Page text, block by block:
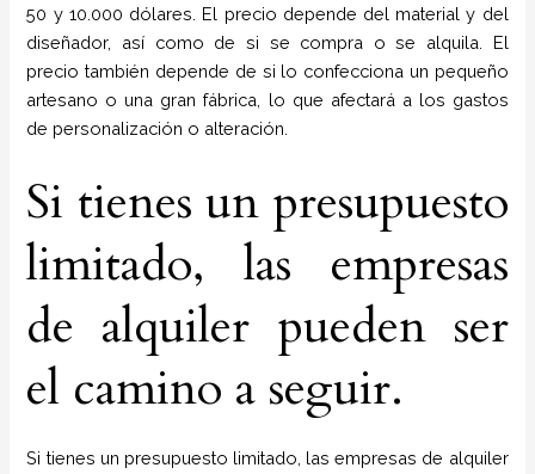
50 y 10.000 dólares. El precio depende del material y del
diseñador, así como de si se compra o se alquila. El
precio también depende de si lo confecciona un pequeño
artesano o una gran fábrica, lo que afectará a los gastos
de personalización o alteración.
Si tienes un presupuesto
limitado, las empresas
de alquiler pueden ser
el camino a seguir.
Si tienes un presupuesto limitado, las empresas de alquiler